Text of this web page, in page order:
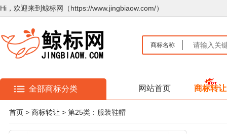
Hi，欢迎来到鲸标网（https://www.jingbiaow.com/）
商标名称
全部商标分类 网站首页 商标转让
首页 > 商标转让 > 第25类：服装鞋帽